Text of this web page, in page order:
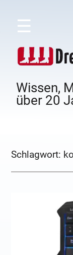
☰
Wissen,
über 20
Schlagwort: